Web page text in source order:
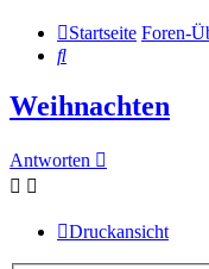
Startseite Foren-
Suche
Weihnachten
Antworten
Druckansicht